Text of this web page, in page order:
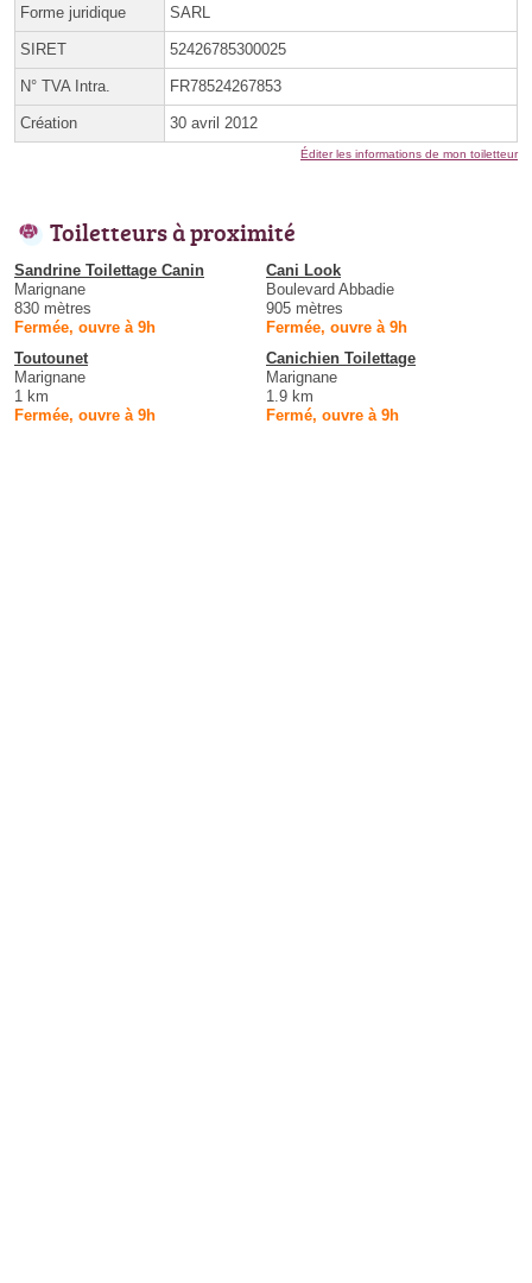
Forme juridique SARL
SIRET 52426785300025
N° TVA Intra. FR78524267853
Création 30 avril 2012
Éditer les informations de mon toiletteur
Toiletteurs à proximité
Sandrine Toilettage Canin
Marignane
830 mètres
Fermée, ouvre à 9h
Cani Look
Boulevard Abbadie
905 mètres
Fermée, ouvre à 9h
Toutounet
Marignane
1 km
Fermée, ouvre à 9h
Canichien Toilettage
Marignane
1.9 km
Fermé, ouvre à 9h